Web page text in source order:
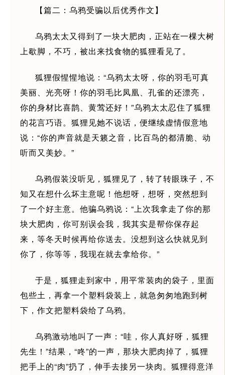
【篇二：乌鸦受骗以后优秀作文】
乌鸦太太又得到了一块大肥肉，正站在一棵大树
上歇脚，不巧，被出来找食物的狐狸看见了。
狐狸假惺惺地说：“乌鸦太太呀，你的羽毛可真
美丽、光亮呀！你的羽毛比凤凰、孔雀的还漂亮，
你的身材比喜鹊、黄莺还好！”乌鸦太太忍住了狐狸
的花言巧语。狐狸见她不说话，便继续虚情假意地
说：“你的声音就是天籁之音，比百鸟的都清脆、动
听而又美妙。”
乌鸦假装没听见，狐狸见了，转了转眼珠子，不
知又在想什么坏主意呢！他想呀，想呀，突然想到
了一个好主意。他骗乌鸦说：“上次我拿走了你的那
块大肥肉，你可别误会我，我其实是帮你保存起
来，等冬天时候再给你送去。没想到这么快就见到
你了，你等等，我现在就去拿给你。”
于是，狐狸走到家中，用平常装肉的袋子，里面
包些土，再拿一个塑料袋装上，就急匆匆地跑到树
下，作文把塑料袋给了乌鸦。
乌鸦激动地叫了一声：“哇，你人真好呀，狐狸
先生！”结果，“咚”的一声，那块大肥肉掉了，狐狸
把手上的“肉”扔了，伸手去接另一块肉。狐狸得意洋